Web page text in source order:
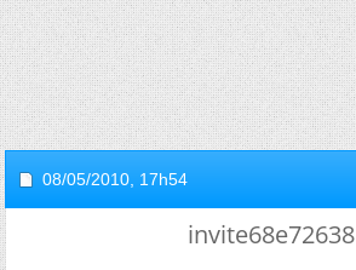
08/05/2010, 17h54
invite68e72638